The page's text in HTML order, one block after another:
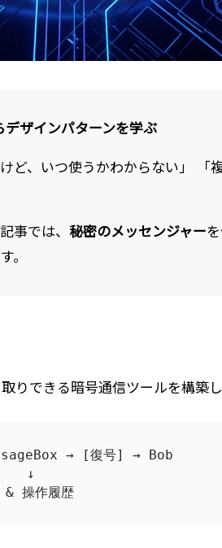
ザインパターンを学ぶ
ど、いつ使うかわからない」 「
事では、 秘密のメッセンジャー
。
りできる暗号通信ツールを構築し